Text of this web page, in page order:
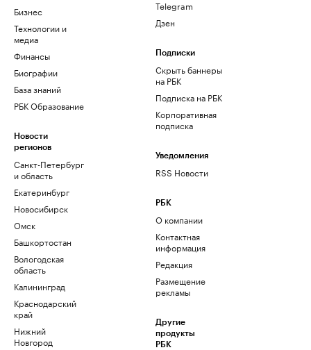
Бизнес
Технологии и
медиа
Финансы
Биографии
База знаний
РБК Образование
Новости
регионов
Санкт-Петербург
и область
Екатеринбург
Новосибирск
Омск
Башкортостан
Вологодская
область
Калининград
Краснодарский
край
Нижний
Новгород
Telegram
Дзен
Подписки
Скрыть баннеры
на РБК
Подписка на РБК
Корпоративная
подписка
Уведомления
RSS Новости
РБК
О компании
Контактная
информация
Редакция
Размещение
рекламы
Другие
продукты
РБК